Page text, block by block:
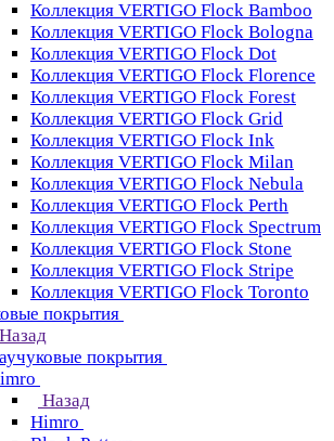
Коллекция VERTIGO Flock Bamboo
Коллекция VERTIGO Flock Bologna
Коллекция VERTIGO Flock Dot
Коллекция VERTIGO Flock Florence
Коллекция VERTIGO Flock Forest
Коллекция VERTIGO Flock Grid
Коллекция VERTIGO Flock Ink
Коллекция VERTIGO Flock Milan
Коллекция VERTIGO Flock Nebula
Коллекция VERTIGO Flock Perth
Коллекция VERTIGO Flock Spectrum
Коллекция VERTIGO Flock Stone
Коллекция VERTIGO Flock Stripe
Коллекция VERTIGO Flock Toronto
покрытия
Назад
покрытия
Назад
Himro